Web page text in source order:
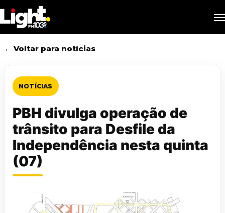
to
main
content
← Voltar para notícias
NOTÍCIAS
PBH divulga operação de
trânsito para Desfile da
Independência nesta quinta
(07)